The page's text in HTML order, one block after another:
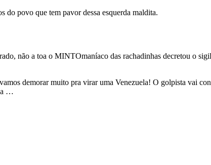
do povo que tem pavor dessa esquerda maldita.
não a toa o MINTOmaníaco das rachadinhas decretou o
demorar muito pra virar uma Venezuela! O golpista vai
…